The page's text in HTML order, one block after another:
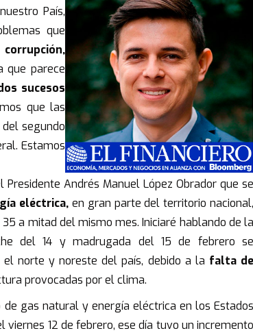
País,
que
corrupción,
que parece
sucesos
que las
segundo
Estamos
Presidente Andrés Manuel López Obrador que se
eléctrica, en gran parte del territorio nacional,
a mitad del mismo mes. Iniciaré hablando de la
del 14 y madrugada del 15 de febrero se
norte y noreste del país, debido a la falta de
provocadas por el clima.
gas natural y energía eléctrica en los Estados
12 de febrero, ese día tuvo un incremento